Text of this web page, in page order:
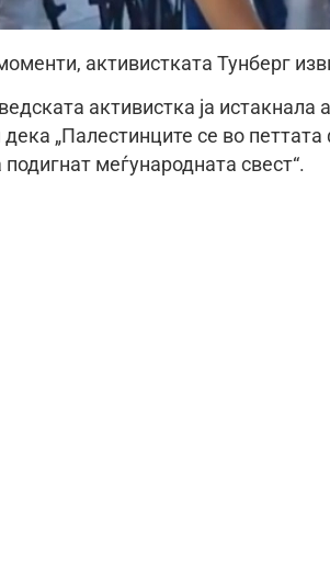
активистката Тунберг
активистка ја
дека „Палестинците се во
подигнат меѓународната свест“.